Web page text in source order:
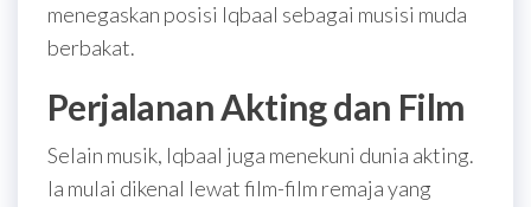
menegaskan posisi Iqbaal sebagai musisi muda
berbakat.
Perjalanan Akting dan Film
Selain musik, Iqbaal juga menekuni dunia akting.
Ia mulai dikenal lewat film-film remaja yang